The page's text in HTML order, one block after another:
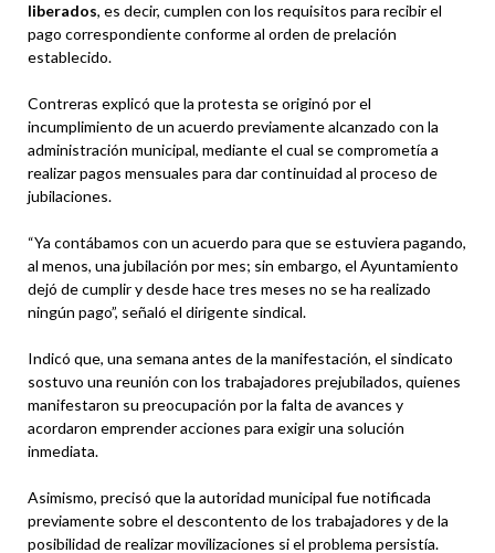
liberados, es decir, cumplen con los requisitos para recibir el
pago correspondiente conforme al orden de prelación
establecido.
Contreras explicó que la protesta se originó por el
incumplimiento de un acuerdo previamente alcanzado con la
administración municipal, mediante el cual se comprometía a
realizar pagos mensuales para dar continuidad al proceso de
jubilaciones.
“Ya contábamos con un acuerdo para que se estuviera pagando,
al menos, una jubilación por mes; sin embargo, el Ayuntamiento
dejó de cumplir y desde hace tres meses no se ha realizado
ningún pago”, señaló el dirigente sindical.
Indicó que, una semana antes de la manifestación, el sindicato
sostuvo una reunión con los trabajadores prejubilados, quienes
manifestaron su preocupación por la falta de avances y
acordaron emprender acciones para exigir una solución
inmediata.
Asimismo, precisó que la autoridad municipal fue notificada
previamente sobre el descontento de los trabajadores y de la
posibilidad de realizar movilizaciones si el problema persistía.